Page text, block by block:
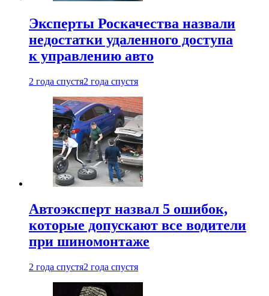
Эксперты Роскачества назвали
недостатки удаленного доступа
к управлению авто
2 года спустя2 года спустя
Автоэксперт назвал 5 ошибок,
которые допускают все водители
при шиномонтаже
2 года спустя2 года спустя